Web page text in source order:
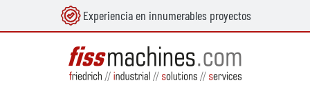
principal Experiencia en innumerables proyectos